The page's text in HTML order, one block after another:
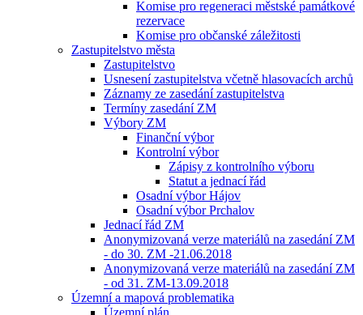
Komise pro regeneraci městské památkové
rezervace
Komise pro občanské záležitosti
Zastupitelstvo města
Zastupitelstvo
Usnesení zastupitelstva včetně hlasovacích archů
Záznamy ze zasedání zastupitelstva
Termíny zasedání ZM
Výbory ZM
Finanční výbor
Kontrolní výbor
Zápisy z kontrolního výboru
Statut a jednací řád
Osadní výbor Hájov
Osadní výbor Prchalov
Jednací řád ZM
Anonymizovaná verze materiálů na zasedání ZM
- do 30. ZM -21.06.2018
Anonymizovaná verze materiálů na zasedání ZM
- od 31. ZM-13.09.2018
Územní a mapová problematika
Územní plán